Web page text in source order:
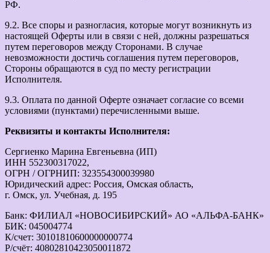
РФ.
9.2. Все споры и разногласия, которые могут возникнуть из
настоящей Оферты или в связи с ней, должны разрешаться
путем переговоров между Сторонами. В случае
невозможности достичь соглашения путем переговоров,
Стороны обращаются в суд по месту регистрации
Исполнителя.
9.3. Оплата по данной Оферте означает согласие со всеми
условиями (пунктами) перечисленными выше.
Реквизиты и контакты Исполнителя:
Сергиенко Марина Евгеньевна (ИП)
ИНН 552300317022,
ОГРН / ОГРНИП: 323554300039980
Юридический адрес: Россия, Омская область,
г. Омск, ул. Учебная, д. 195
Банк: ФИЛИАЛ «НОВОСИБИРСКИЙ» АО «АЛЬФА-БАНК»
БИК: 045004774
К/счет: 30101810600000000774
Р/счёт: 40802810423050011872